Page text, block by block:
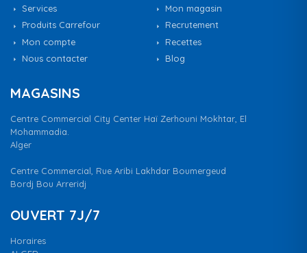
Services
Mon magasin
Produits Carrefour
Recrutement
Mon compte
Recettes
Nous contacter
Blog
MAGASINS
Centre Commercial City Center Haï Zerhouni Mokhtar, El
Mohammadia.
Alger
Centre Commercial, Rue Aribi Lakhdar Boumergeud
Bordj Bou Arreridj
OUVERT 7J/7
Horaires